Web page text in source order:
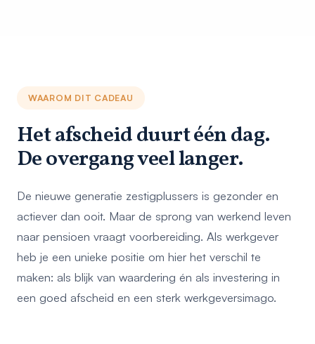
WAAROM DIT CADEAU
Het afscheid duurt één dag.
De overgang veel langer.
De nieuwe generatie zestigplussers is gezonder en
actiever dan ooit. Maar de sprong van werkend leven
naar pensioen vraagt voorbereiding. Als werkgever
heb je een unieke positie om hier het verschil te
maken: als blijk van waardering én als investering in
een goed afscheid en een sterk werkgeversimago.